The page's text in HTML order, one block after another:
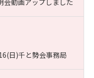
会動画アップしました
日)千と勢会事務局